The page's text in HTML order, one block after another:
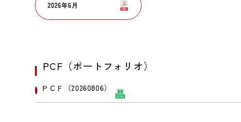
2026年6月
2026年6月
PCF（ポートフォリオ）
ＰＣＦ（20260806）